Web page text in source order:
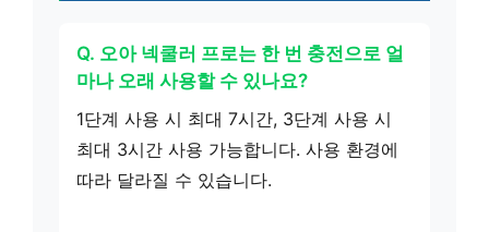
Q. 오아 넥쿨러 프로는 한 번 충전으로 얼
마나 오래 사용할 수 있나요?
1단계 사용 시 최대 7시간, 3단계 사용 시
최대 3시간 사용 가능합니다. 사용 환경에
따라 달라질 수 있습니다.